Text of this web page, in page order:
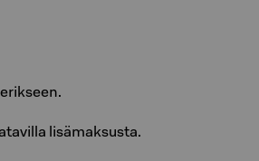
lisämaksusta.